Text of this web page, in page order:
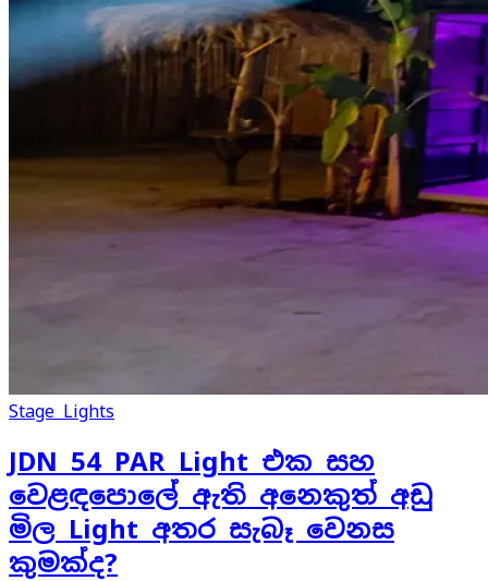
Stage Lights
JDN 54 PAR Light එක සහ
වෙළඳපොලේ ඇති අනෙකුත් අඩු
මිල Light අතර සැබෑ වෙනස
කුමක්ද?